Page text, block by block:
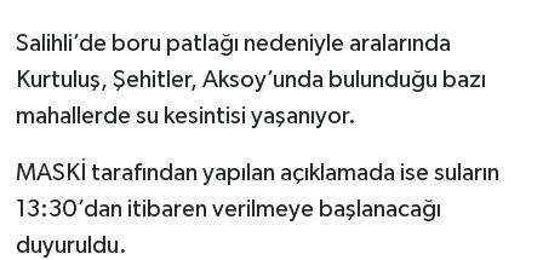
Salihli’de boru patlağı nedeniyle aralarında
Kurtuluş, Şehitler, Aksoy’unda bulunduğu bazı
mahallerde su kesintisi yaşanıyor.
MASKİ tarafından yapılan açıklamada ise suların
13:30’dan itibaren verilmeye başlanacağı
duyuruldu.